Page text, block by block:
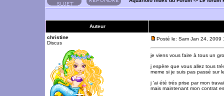
Auteur
christine
Discus
Posté le: Sam Jan 24, 2009
je viens vous faire à tous un
j espère que vous allez tous
meme si je suis pas passé sur
j 'ai été trés prise par mon
mais maintenant mon contrat